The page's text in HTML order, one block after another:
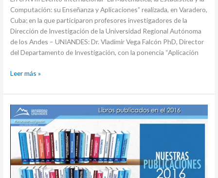
Computación: su Enseñanza y Aplicaciones” realizada, en Varadero,
Cuba; en la que participaron profesores investigadores de la
Dirección de Investigación de la Universidad Regional Autónoma
de los Andes – UNIANDES: Dr. Vladimir Vega Falcón PhD, Director
del Departamento de Investigación, con la ponencia “Aplicación
Leer más »
Libros
publicados
2016
en
UNIANDES